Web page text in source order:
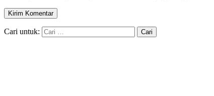
Cari untuk: